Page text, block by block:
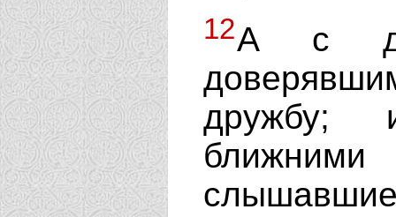
12А с
дружбу;
слышавшие